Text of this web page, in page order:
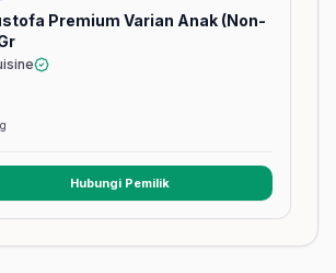
Premium Varian Anak (Non-
Hubungi Pemilik(membuka tab baru)